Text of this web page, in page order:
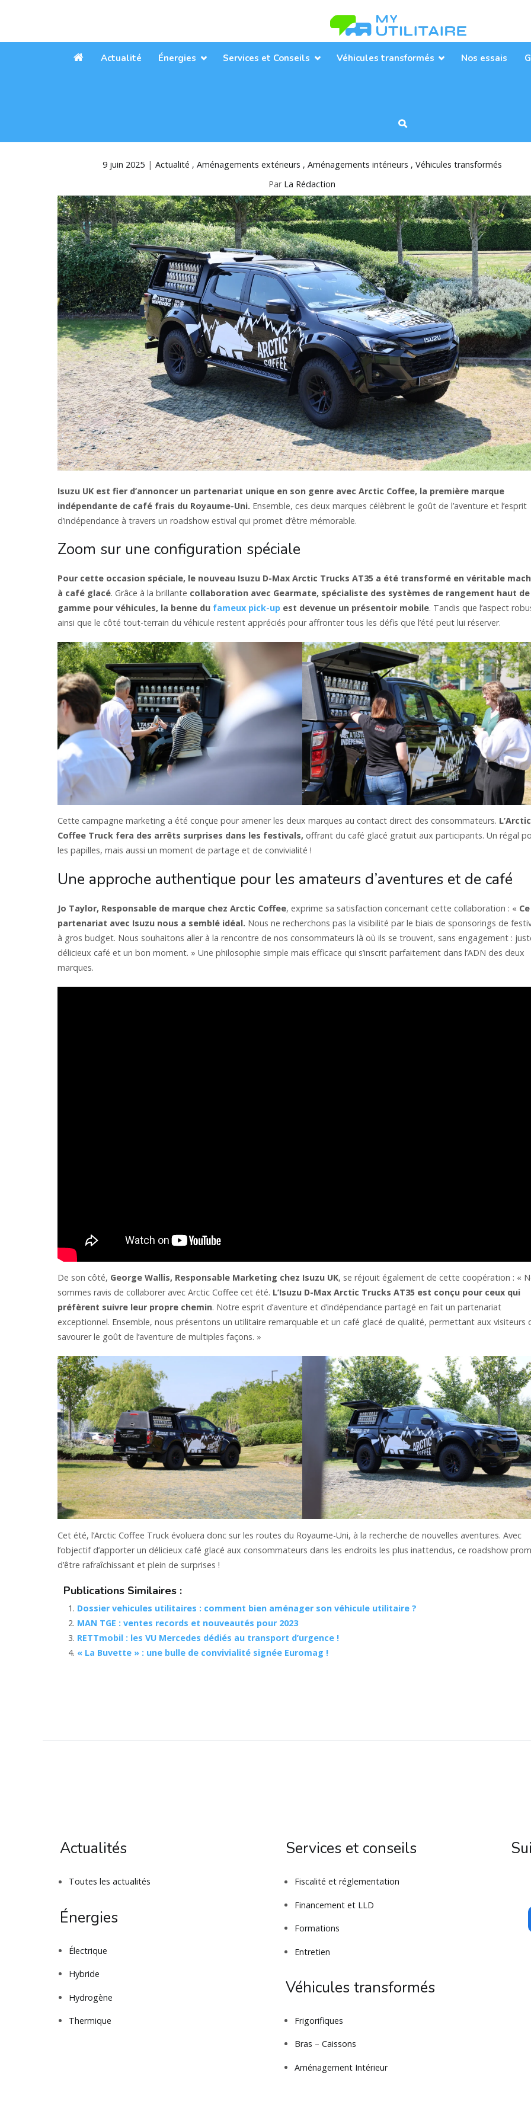
MyUtilitaire
AccueilActualité Énergies Services et Conseils Véhicules transformés Nos essais
9 juin 2025 Actualité Aménagements extérieurs Aménagements intérieurs
Véhicules transformés
Par La Rédaction
Isuzu UK est fier d’annoncer un partenariat unique en son genre avec Arctic Coffee, la première marque
indépendante de café frais du Royaume-Uni. Ensemble, ces deux marques célèbrent le goût de l’aventure et l’esprit
d’indépendance à travers un roadshow estival qui promet d’être mémorable.
Zoom sur une configuration spéciale
Pour cette occasion spéciale, le nouveau Isuzu D-Max Arctic Trucks AT35 a été transformé en véritable
à café glacé. Grâce à la brillante collaboration avec Gearmate, spécialiste des systèmes de rangement haut de
gamme pour véhicules, la benne du fameux pick-up est devenue un présentoir mobile. Tandis que l’aspect
ainsi que le côté tout-terrain du véhicule restent appréciés pour affronter tous les défis que l’été peut lui réserver.
Cette campagne marketing a été conçue pour amener les deux marques au contact direct des consommateurs. L’Arctic
Coffee Truck fera des arrêts surprises dans les festivals, offrant du café glacé gratuit aux participants. Un régal
les papilles, mais aussi un moment de partage et de convivialité !
Une approche authentique pour les amateurs d’aventures et de café
Jo Taylor, Responsable de marque chez Arctic Coffee, exprime sa satisfaction concernant cette collaboration : « Ce
partenariat avec Isuzu nous a semblé idéal. Nous ne recherchons pas la visibilité par le biais de sponsorings de
à gros budget. Nous souhaitons aller à la rencontre de nos consommateurs là où ils se trouvent, sans engagement :
délicieux café et un bon moment. » Une philosophie simple mais efficace qui s’inscrit parfaitement dans l’ADN des deux
marques.
De son côté, George Wallis, Responsable Marketing chez Isuzu UK, se réjouit également de cette coopération : «
sommes ravis de collaborer avec Arctic Coffee cet été. L’Isuzu D-Max Arctic Trucks AT35 est conçu pour ceux qui
préfèrent suivre leur propre chemin. Notre esprit d’aventure et d’indépendance partagé en fait un partenariat
exceptionnel. Ensemble, nous présentons un utilitaire remarquable et un café glacé de qualité, permettant aux visiteurs
savourer le goût de l’aventure de multiples façons. »
Cet été, l’Arctic Coffee Truck évoluera donc sur les routes du Royaume-Uni, à la recherche de nouvelles aventures. Avec
l’objectif d’apporter un délicieux café glacé aux consommateurs dans les endroits les plus inattendus, ce roadshow
d’être rafraîchissant et plein de surprises !
Publications Similaires :
Dossier vehicules utilitaires : comment bien aménager son véhicule utilitaire ?
MAN TGE : ventes records et nouveautés pour 2023
RETTmobil : les VU Mercedes dédiés au transport d’urgence !
« La Buvette » : une bulle de convivialité signée Euromag !
Actualités
Toutes les actualités
Énergies
Électrique
Hybride
Hydrogène
Thermique
Services et conseils
Fiscalité et réglementation
Financement et LLD
Formations
Entretien
Véhicules transformés
Frigorifiques
Bras – Caissons
Aménagement Intérieur